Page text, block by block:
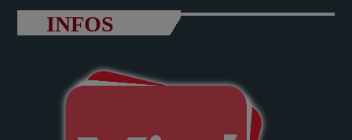
INFOS